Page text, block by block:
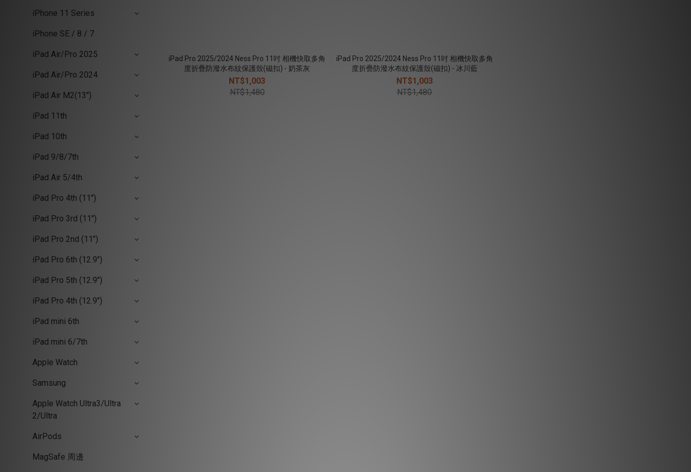
iPhone 11 Series
iPhone SE / 8 / 7
iPad Air/Pro 2025
iPad Air/Pro 2024
iPad Air M2(13'')
iPad 11th
iPad 10th
iPad 9/8/7th
iPad Air 5/4th
iPad Pro 4th (11")
iPad Pro 3rd (11")
iPad Pro 2nd (11")
iPad Pro 6th (12.9")
iPad Pro 5th (12.9")
iPad Pro 4th (12.9")
iPad mini 6th
iPad mini 6/7th
Apple Watch
Samsung
Apple Watch Ultra3/Ultra
2/Ultra
AirPods
MagSafe 周邊
iPad Pro 2025/2024 Ness Pro 11吋 相機快取多角
度折疊防潑水布紋保護殼(磁扣) - 奶茶灰
NT$1,003
NT$1,480
iPad Pro 2025/2024 Ness Pro 11吋 相機快取多角
度折疊防潑水布紋保護殼(磁扣) - 冰川藍
NT$1,003
NT$1,480